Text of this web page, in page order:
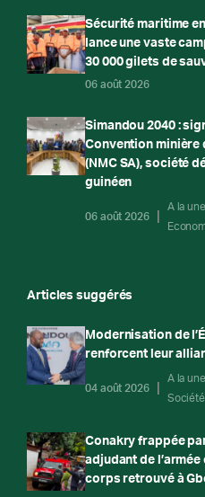
Sécurité maritime
lance une vaste
30 000 gilets de
06 août 2026
Simandou 2040 :
Convention minière
(NMC SA), société
guinéen
06 août 2026
A la une
Articles suggérés
Modernisation de
renforcent leur
04 août 2026
A la une
Société
Conakry frappée
adjudant de
corps retrouvé à